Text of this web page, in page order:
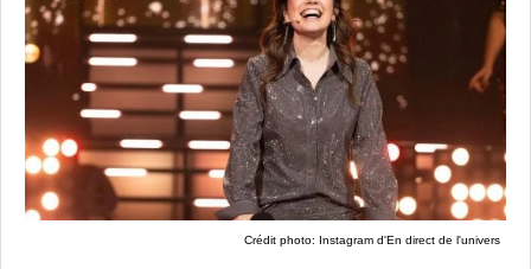
Crédit photo: Instagram d'En direct de l'univers